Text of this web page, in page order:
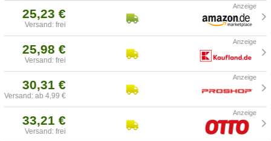
25,23 €
Versand: frei
25,98 €
Versand: frei
30,31 €
Versand: ab 4,99 €
33,21 €
Versand: frei